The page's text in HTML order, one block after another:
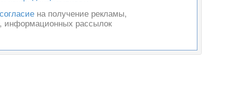
согласиена получение рекламы,
информационных рассылок